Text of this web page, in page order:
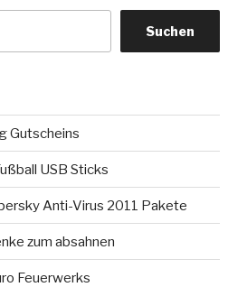
Suchen
Gutscheins
USB Sticks
Anti-Virus 2011 Pakete
zum absahnen
Feuerwerks